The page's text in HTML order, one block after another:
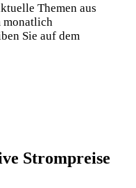
Themen aus
monatlich
Sie auf dem
Strompreise